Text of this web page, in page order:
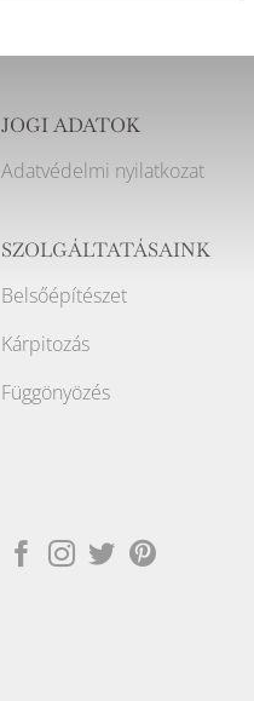
JOGI ADATOK
Adatvédelmi nyilatkozat
SZOLGÁLTATÁSAINK
Belsőépítészet
Kárpitozás
Függönyözés